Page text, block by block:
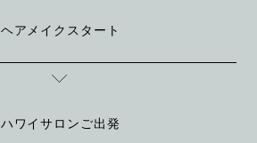
ヘアメイクスタート
ハワイサロンご出発